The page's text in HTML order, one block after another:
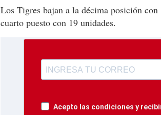
Los Tigres bajan a la décima posición
cuarto puesto con 19 unidades.
Acepto las condiciones y